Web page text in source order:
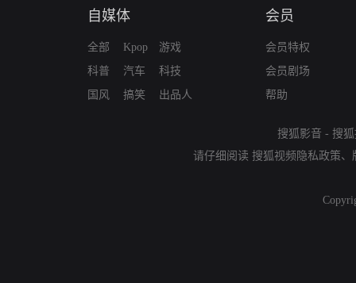
自媒体
全部
科普
国风
Kpop
汽车
搞笑
游戏
科技
出品人
会员
会员特权
会员剧场
帮助
搜狐影音 - 搜
请仔细阅读 搜狐视频隐私政策、